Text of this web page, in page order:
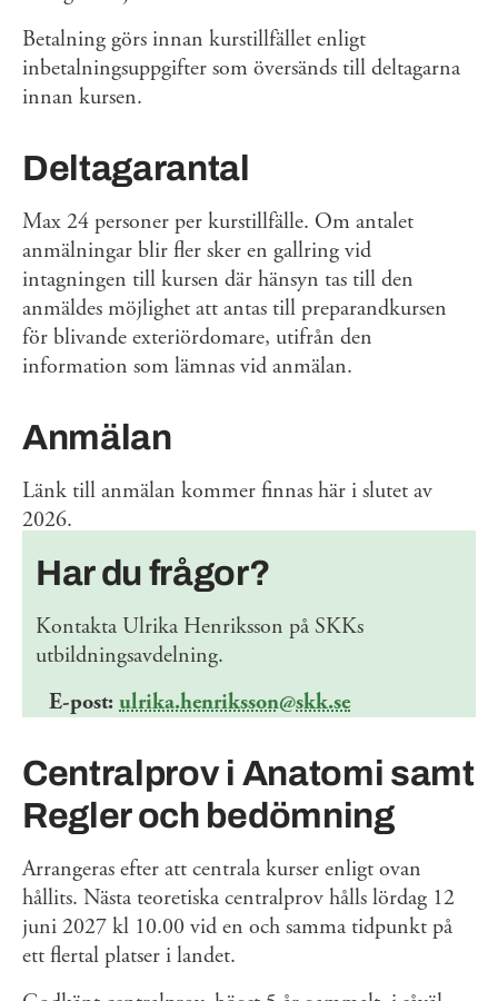
Betalning görs innan kurstillfället enligt
inbetalningsuppgifter som översänds till deltagarna
innan kursen.
Deltagarantal
Max 24 personer per kurstillfälle. Om antalet
anmälningar blir fler sker en gallring vid
intagningen till kursen där hänsyn tas till den
anmäldes möjlighet att antas till preparandkursen
för blivande exteriördomare, utifrån den
information som lämnas vid anmälan.
Anmälan
Länk till anmälan kommer finnas här i slutet av
2026.
Har du frågor?
Kontakta Ulrika Henriksson på SKKs
utbildningsavdelning.
E-post: ulrika.henriksson@skk.se
Centralprov i Anatomi samt
Regler och bedömning
Arrangeras efter att centrala kurser enligt ovan
hållits. Nästa teoretiska centralprov hålls lördag 12
juni 2027 kl 10.00 vid en och samma tidpunkt på
ett flertal platser i landet.